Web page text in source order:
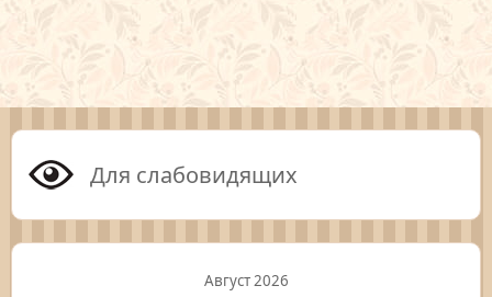
Для слабовидящих
Август 2026